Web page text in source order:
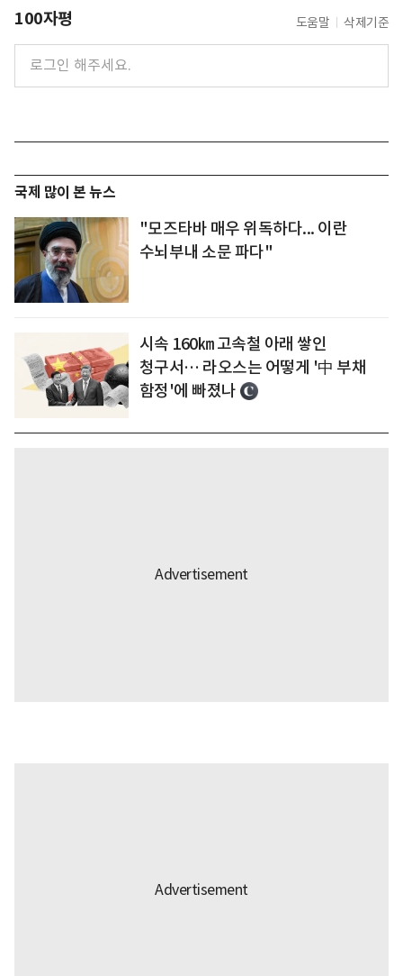
100자평 도움말 삭제기준
국제 많이 본 뉴스
"모즈타바 매우 위독하다... 이란
수뇌부내 소문 파다"
시속 160㎞ 고속철 아래 쌓인
청구서… 라오스는 어떻게 '中 부채
함정'에 빠졌나